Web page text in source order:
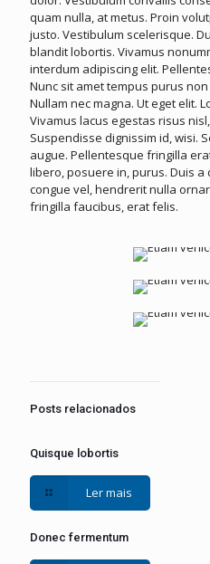
quam nulla, at metus. Proin
justo. Vestibulum scelerisque.
blandit lobortis. Vivamus
interdum adipiscing elit.
Nunc sit amet tempus purus
Nullam nec magna. Ut eget elit.
Vivamus lacus egestas risus
Suspendisse dignissim id, wisi.
augue. Pellentesque fringilla
libero, posuere in, purus. Duis a
congue vel, hendrerit nulla
fringilla faucibus, erat felis.
Posts relacionados
Quisque lobortis
Ler mais
Donec fermentum